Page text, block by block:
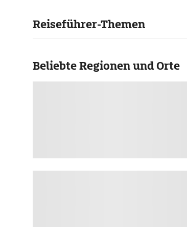
Reiseführer-Themen
Beliebte Regionen und Orte